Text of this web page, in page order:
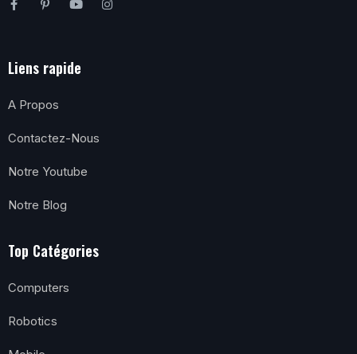
Liens rapide
A Propos
Contactez-Nous
Notre Youtube
Notre Blog
Top Catégories
Computers
Robotics